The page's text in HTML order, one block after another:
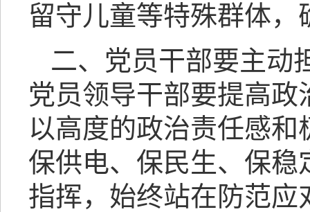
留守儿童等特殊群体
二、党员干部要主动
党员领导干部要提高
以高度的政治责任感
保供电、保民生、保
指挥，始终站在防范应